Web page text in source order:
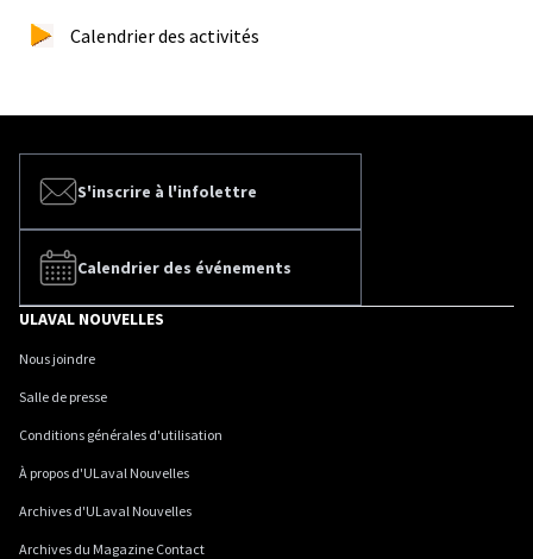
Calendrier des activités
S'inscrire à l'infolettre
Calendrier des événements
ULAVAL NOUVELLES
Nous joindre
Salle de presse
Conditions générales d'utilisation
À propos d'ULaval Nouvelles
Archives d'ULaval Nouvelles
Archives du Magazine Contact